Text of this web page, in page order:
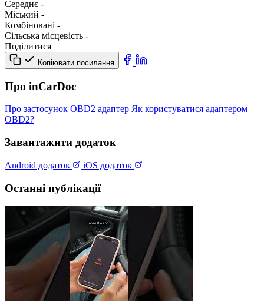
Середнє -
Міський -
Комбіновані -
Сільська місцевість -
Поділитися
Копіювати посилання
Про inCarDoc
Про застосунок OBD2 адаптер Як користуватися адаптером
OBD2?
Завантажити додаток
Android додаток iOS додаток
Останні публікації